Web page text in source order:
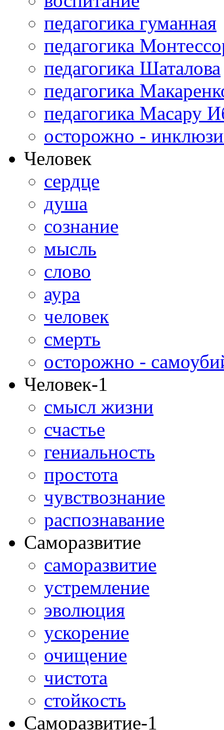
педагогика гуманная
педагогика
педагогика Шаталова
педагогика
педагогика Масару
осторожно -
Человек
сердце
душа
сознание
мысль
слово
аура
человек
смерть
осторожно -
Человек-1
смысл жизни
счастье
гениальность
простота
чувствознание
распознавание
Саморазвитие
саморазвитие
устремление
эволюция
ускорение
очищение
чистота
стойкость
Саморазвитие-1